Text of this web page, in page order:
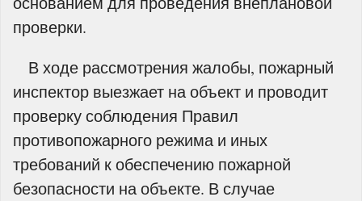
проверки.
В ходе рассмотрения жалобы, пожарный
инспектор выезжает на объект и проводит
проверку соблюдения Правил
противопожарного режима и иных
требований к обеспечению пожарной
безопасности на объекте. В случае